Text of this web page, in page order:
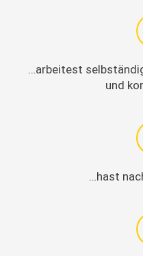
…arbeitest
und
…hast